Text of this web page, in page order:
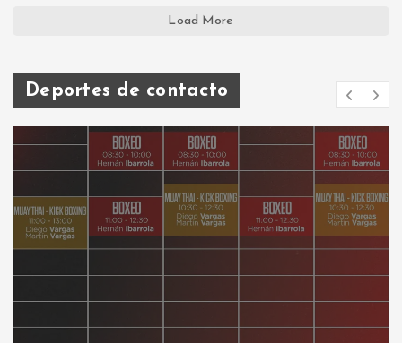
Load More
Deportes de contacto